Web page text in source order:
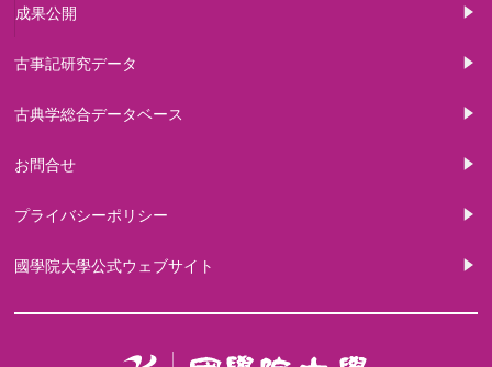
成果公開
古事記研究データ
古典学総合データベース
お問合せ
プライバシーポリシー
國學院大學公式ウェブサイト